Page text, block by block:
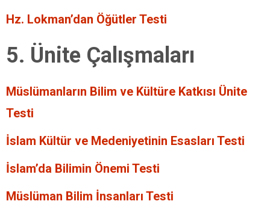
Hz. Lokman’dan Öğütler Testi
5. Ünite Çalışmaları
Müslümanların Bilim ve Kültüre Katkısı Ünite
Testi
İslam Kültür ve Medeniyetinin Esasları Testi
İslam’da Bilimin Önemi Testi
Müslüman Bilim İnsanları Testi